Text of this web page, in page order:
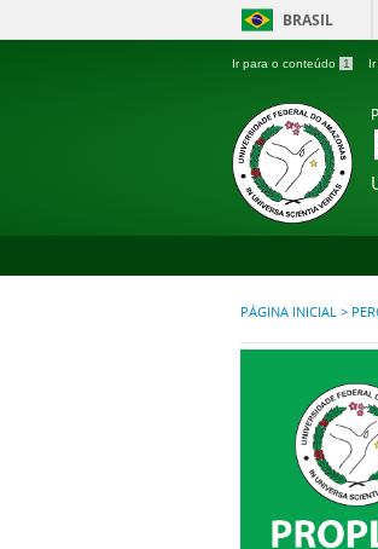
BRASIL
Ir para o conteúdo 1
PÁGINA INICIAL >